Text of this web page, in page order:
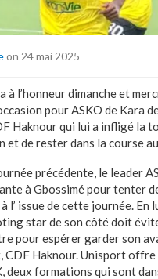
on 24 mai 2025
à l’honneur dimanche et
pour ASKO de Kara
Haknour qui lui a infligé la
et de rester dans la course
précédente, le leader
à Gbossimé pour tenter
l’ issue de cette journée. En
star de son côté doit
pour espérer garder son
CDF Haknour. Unisport offre
deux formations qui sont